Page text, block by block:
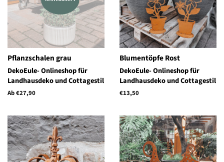
Pflanzschalen grau
DekoEule- Onlineshop für
Landhausdeko und Cottagestil
Ab €27,90
Blumentöpfe Rost
DekoEule- Onlineshop für
Landhausdeko und Cottagestil
Normaler
€13,50